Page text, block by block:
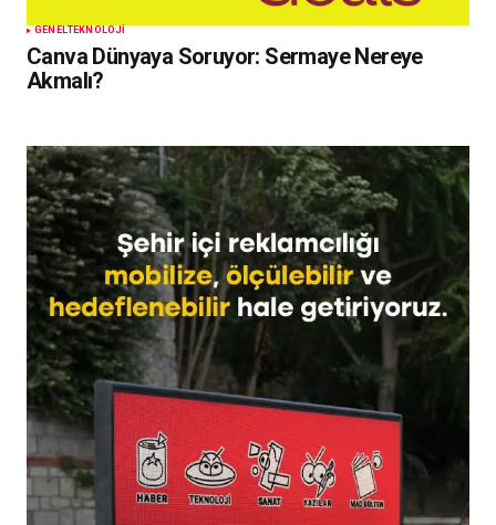
GENELTEKNOLOJI
Canva Dünyaya Soruyor: Sermaye Nereye
Akmalı?